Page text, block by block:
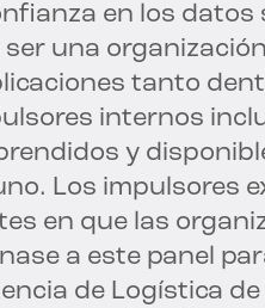
en los datos
una
tanto
internos
y
Los impulsores
en que las
a este panel
de Logística